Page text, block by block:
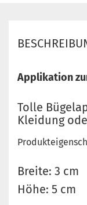
Applikation
Tolle
Kleidung
Breite: 3 cm
Höhe: 5 cm